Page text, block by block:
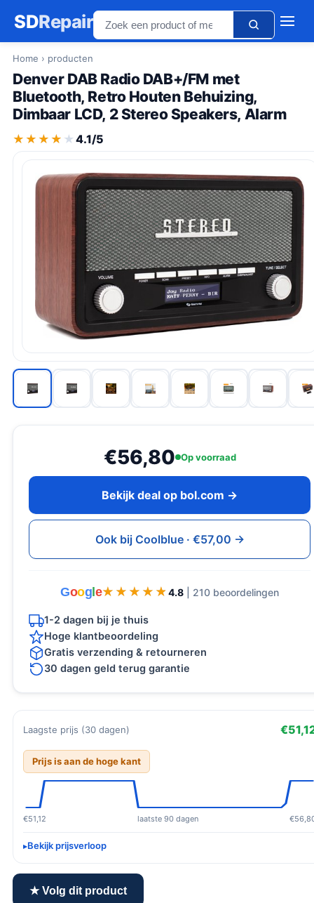
SDRepair
Home › producten
Denver DAB Radio DAB+/FM met
Bluetooth, Retro Houten Behuizing,
Dimbaar LCD, 2 Stereo Speakers, Alarm
★★★★★
★★★★★ 4.1/5
€56,80 Op voorraad
Bekijk deal op bol.com →
Ook bij Coolblue · €57,00 →
Goog e★★★★★
★★★★★ 4.8 | 210 beoordelingen
1-2 dagen bij je thuis
Hoge klantbeoordeling
Gratis verzending & retourneren
30 dagen geld terug garantie
Laagste prijs (30 dagen)
Prijs is aan de hoge kant
€51,12 laatste 90 dagen
Bekijk prijsverloop
★ Volg dit product